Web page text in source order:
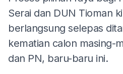
Serai dan DUN Tioman
berlangsung selepas
kematian calon masing-
dan PN, baru-baru ini.